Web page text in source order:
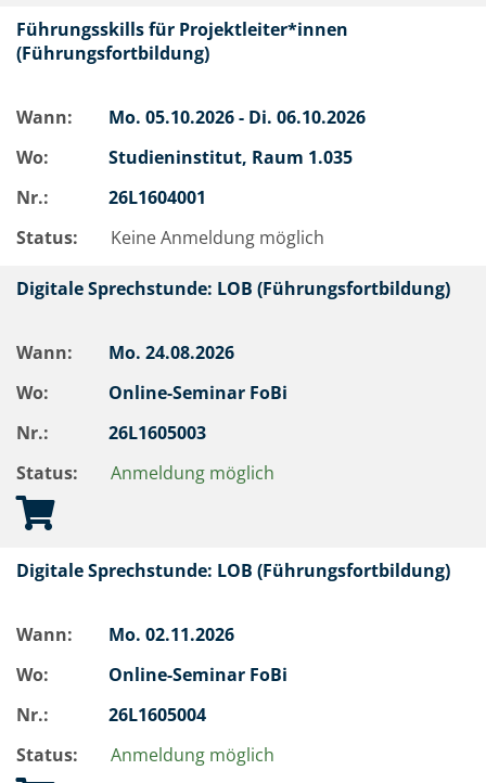
Führungsskills für Projektleiter*innen
(Führungsfortbildung)
Wann: Mo. 05.10.2026 - Di. 06.10.2026
Wo:
Studieninstitut, Raum 1.035
Nr.:
26L1604001
Status:
Keine Anmeldung möglich
Digitale Sprechstunde: LOB (Führungsfortbildung)
Wann: Mo. 24.08.2026
Wo:
Online-Seminar FoBi
Nr.:
26L1605003
Status:
Anmeldung möglich
Digitale Sprechstunde: LOB (Führungsfortbildung)
Wann: Mo. 02.11.2026
Wo:
Online-Seminar FoBi
Nr.:
26L1605004
Status:
Anmeldung möglich